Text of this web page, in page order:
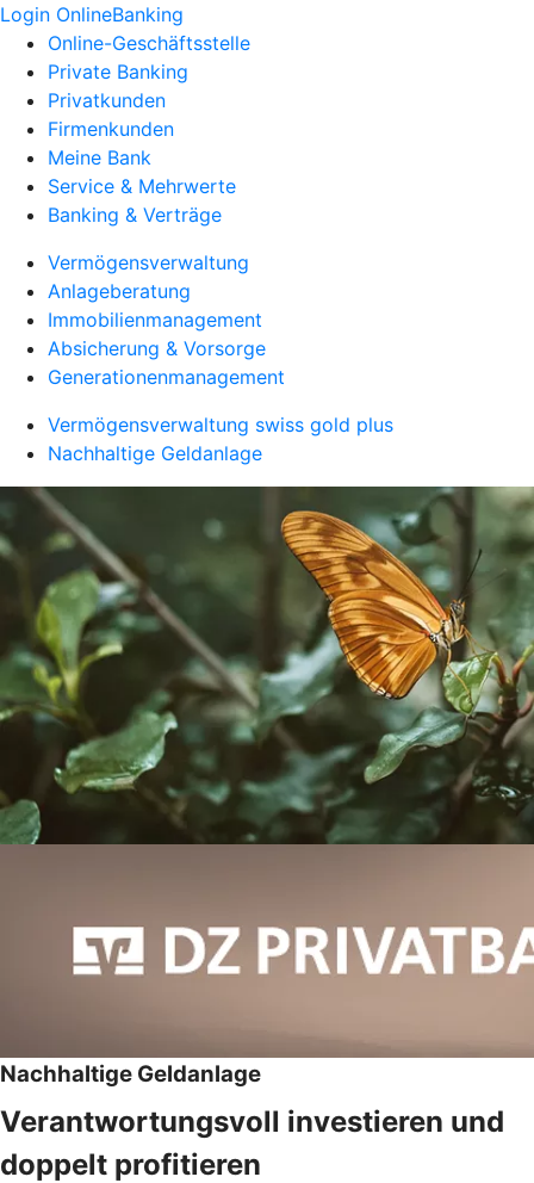
Login OnlineBanking
Online-Geschäftsstelle
Private Banking
Privatkunden
Firmenkunden
Meine Bank
Service & Mehrwerte
Banking & Verträge
Vermögensverwaltung
Anlageberatung
Immobilienmanagement
Absicherung & Vorsorge
Generationenmanagement
Vermögensverwaltung swiss gold plus
Nachhaltige Geldanlage
Nachhaltige Geldanlage
Verantwortungsvoll investieren und
doppelt profitieren